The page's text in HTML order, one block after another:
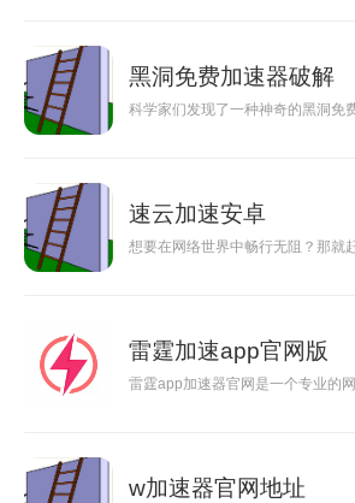
黑洞免费加速器破解
科学家们发现了一种神奇的黑洞免
速云加速安卓
想要在网络世界中畅行无阻？那就
雷霆加速app官网版
雷霆app加速器官网是一个专业的
w加速器官网地址